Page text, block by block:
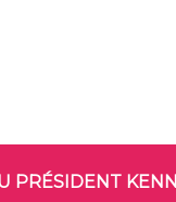
PRÉSIDENT